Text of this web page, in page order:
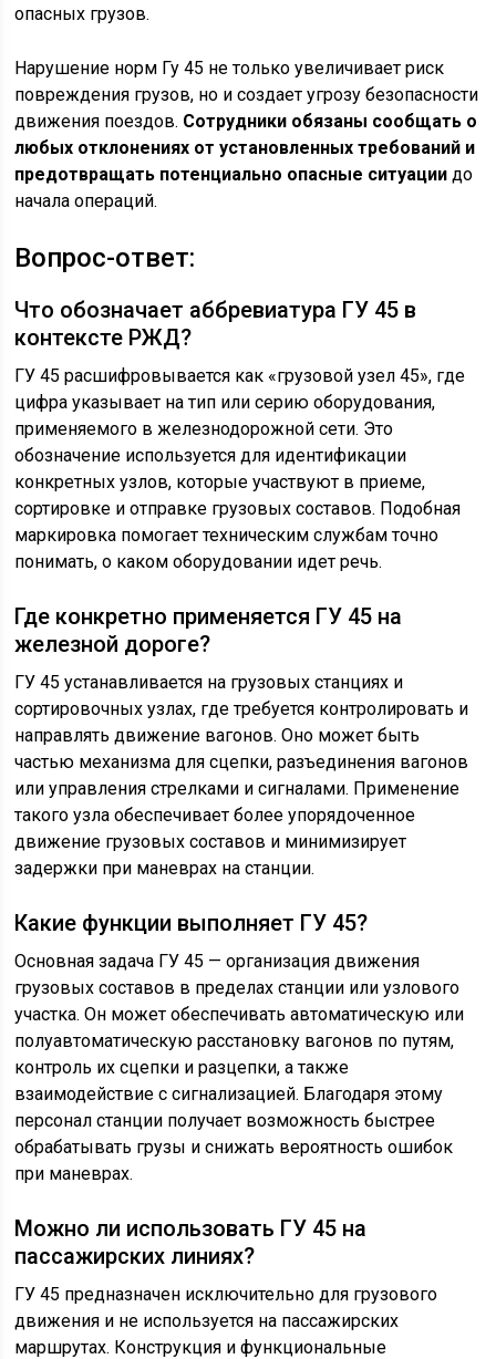
опасных грузов.
Нарушение норм Гу 45 не только увеличивает риск
повреждения грузов, но и создает угрозу безопасности
движения поездов. Сотрудники обязаны сообщать о
любых отклонениях от установленных требований и
предотвращать потенциально опасные ситуации до
начала операций.
Вопрос-ответ:
Что обозначает аббревиатура ГУ 45 в
контексте РЖД?
ГУ 45 расшифровывается как «грузовой узел 45», где
цифра указывает на тип или серию оборудования,
применяемого в железнодорожной сети. Это
обозначение используется для идентификации
конкретных узлов, которые участвуют в приеме,
сортировке и отправке грузовых составов. Подобная
маркировка помогает техническим службам точно
понимать, о каком оборудовании идет речь.
Где конкретно применяется ГУ 45 на
железной дороге?
ГУ 45 устанавливается на грузовых станциях и
сортировочных узлах, где требуется контролировать и
направлять движение вагонов. Оно может быть
частью механизма для сцепки, разъединения вагонов
или управления стрелками и сигналами. Применение
такого узла обеспечивает более упорядоченное
движение грузовых составов и минимизирует
задержки при маневрах на станции.
Какие функции выполняет ГУ 45?
Основная задача ГУ 45 — организация движения
грузовых составов в пределах станции или узлового
участка. Он может обеспечивать автоматическую или
полуавтоматическую расстановку вагонов по путям,
контроль их сцепки и разцепки, а также
взаимодействие с сигнализацией. Благодаря этому
персонал станции получает возможность быстрее
обрабатывать грузы и снижать вероятность ошибок
при маневрах.
Можно ли использовать ГУ 45 на
пассажирских линиях?
ГУ 45 предназначен исключительно для грузового
движения и не используется на пассажирских
маршрутах. Конструкция и функциональные